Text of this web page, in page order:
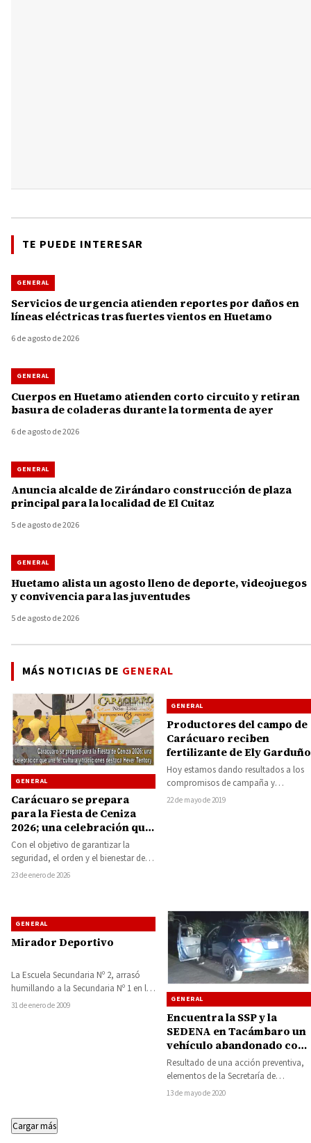
TE PUEDE INTERESAR
GENERAL
Servicios de urgencia atienden reportes por daños en
líneas eléctricas tras fuertes vientos en Huetamo
6 de agosto de 2026
GENERAL
Cuerpos en Huetamo atienden corto circuito y retiran
basura de coladeras durante la tormenta de ayer
6 de agosto de 2026
GENERAL
Anuncia alcalde de Zirándaro construcción de plaza
principal para la localidad de El Cuitaz
5 de agosto de 2026
GENERAL
Huetamo alista un agosto lleno de deporte, videojuegos
y convivencia para las juventudes
5 de agosto de 2026
MÁS NOTICIAS DE GENERAL
GENERAL
Carácuaro se prepara
para la Fiesta de Ceniza
2026; una celebración que
une fe, cultura y
tradiciones destaca Hever
Tentory
Con el objetivo de garantizar la
seguridad, el orden y el bienestar de
los miles de peregrinos que…
23 de enero de 2026
GENERAL
Productores del campo de
Carácuaro reciben
fertilizante de Ely Garduño
Hoy estamos dando resultados a los
compromisos de campaña y
atendiendo una de las demandas más
22 de mayo de 2019
GENERAL
Mirador Deportivo
La Escuela Secundaria Nº 2, arrasó
humillando a la Secundaria Nº 1 en la
Copa Zambombazo Tras…
31 de enero de 2009
GENERAL
Encuentra la SSP y la
SEDENA en Tacámbaro un
vehículo abandonado con
arma de fuego y droga
Resultado de una acción preventiva,
elementos de la Secretaría de
Seguridad Pública (SSP) y Secretaría
13 de mayo de 2020
Cargar más